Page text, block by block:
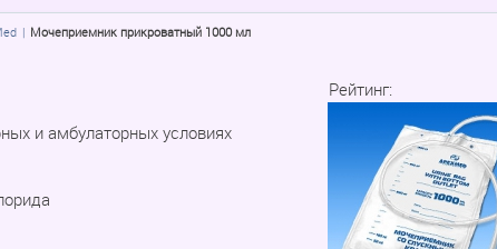
Мочеприемник прикроватный 1000 мл
Рейтинг:
и амбулаторных условиях